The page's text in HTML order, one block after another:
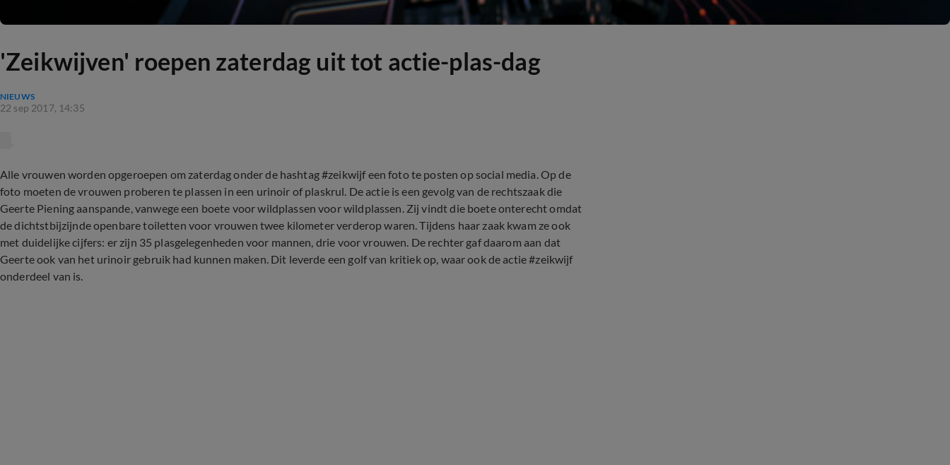
'Zeikwijven' roepen zaterdag uit tot actie-plas-dag
NIEUWS
22 sep 2017, 14:35
Alle vrouwen worden opgeroepen om zaterdag onder de hashtag #zeikwijf een foto te posten op social media. Op de
foto moeten de vrouwen proberen te plassen in een urinoir of plaskrul. De actie is een gevolg van de rechtszaak die
Geerte Piening aanspande, vanwege een boete voor wildplassen voor wildplassen. Zij vindt die boete onterecht omdat
de dichtstbijzijnde openbare toiletten voor vrouwen twee kilometer verderop waren. Tijdens haar zaak kwam ze ook
met duidelijke cijfers: er zijn 35 plasgelegenheden voor mannen, drie voor vrouwen. De rechter gaf daarom aan dat
Geerte ook van het urinoir gebruik had kunnen maken. Dit leverde een golf van kritiek op, waar ook de actie #zeikwijf
onderdeel van is.